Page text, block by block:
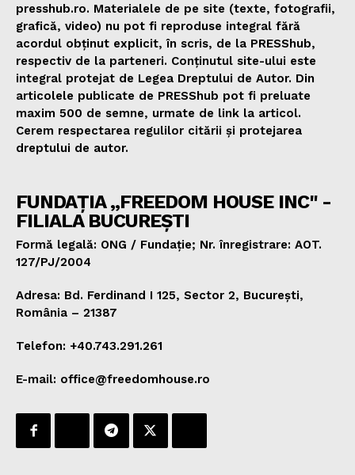
presshub.ro. Materialele de pe site (texte, fotografii,
grafică, video) nu pot fi reproduse integral fără
acordul obținut explicit, în scris, de la PRESShub,
respectiv de la parteneri. Conținutul site-ului este
integral protejat de Legea Dreptului de Autor. Din
articolele publicate de PRESShub pot fi preluate
maxim 500 de semne, urmate de link la articol.
Cerem respectarea regulilor citării și protejarea
dreptului de autor.
FUNDAȚIA „FREEDOM HOUSE INC" -
FILIALA BUCUREȘTI
Formă legală: ONG / Fundație; Nr. înregistrare: AOT.
127/PJ/2004
Adresa: Bd. Ferdinand I 125, Sector 2, București,
România – 21387
Telefon: +40.743.291.261
E-mail: office@freedomhouse.ro